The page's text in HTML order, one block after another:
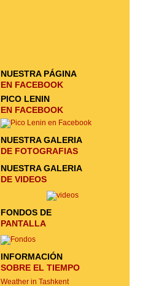
NUESTRA PÁGINA
EN FACEBOOK
PICO LENIN
EN FACEBOOK
NUESTRA GALERIA
DE FOTOGRAFIAS
NUESTRA GALERIA
DE VIDEOS
FONDOS DE
PANTALLA
INFORMACIÓN
SOBRE EL TIEMPO
Weather in Tashkent